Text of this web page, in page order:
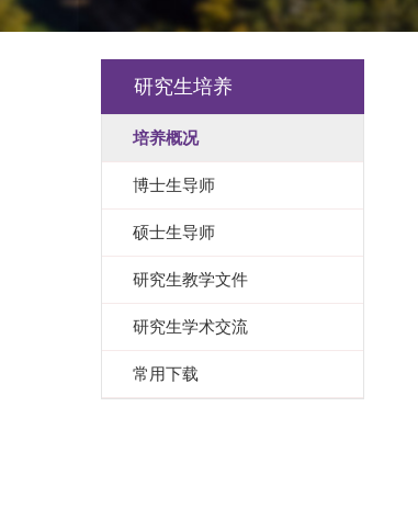
研究生培养
培养概况
博士生导师
硕士生导师
研究生教学文件
研究生学术交流
常用下载